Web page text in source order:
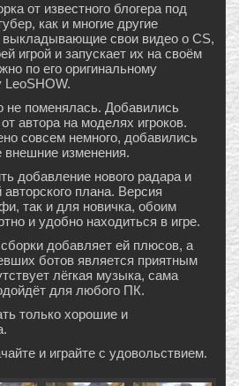
от известного блогера под
как и многие другие
свои видео о CS,
игрой и запускает их на своём
по его оригинальному
LeoSHOW.
не поменялась. Добавились
автора на моделях игроков.
совсем немного, добавились
внешние изменения.
добавление нового радара и
плана. Версия
так и для новичка, обоим
и удобно находиться в игре.
добавляет ей плюсов, а
ботов является приятным
лёгкая музыка, сама
для любого ПК.
только хорошие и
и играйте с удовольствием.